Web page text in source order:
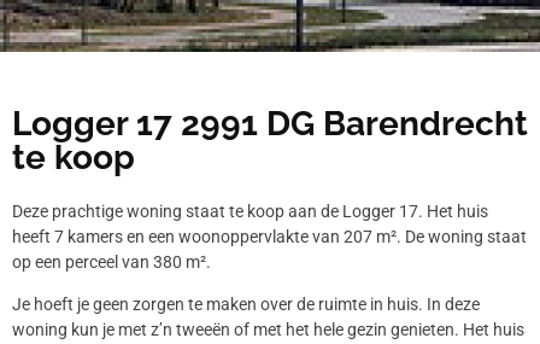
Logger 17 2991 DG Barendrecht
te koop
Deze prachtige woning staat te koop aan de Logger 17. Het huis
heeft 7 kamers en een woonoppervlakte van 207 m². De woning staat
op een perceel van 380 m².
Je hoeft je geen zorgen te maken over de ruimte in huis. In deze
woning kun je met z’n tweeën of met het hele gezin genieten. Het huis